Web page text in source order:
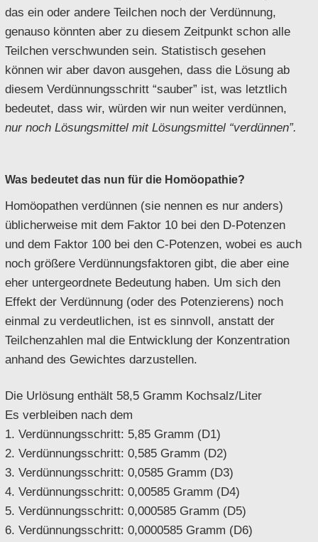
das ein oder andere Teilchen noch der Verdünnung,
genauso könnten aber zu diesem Zeitpunkt schon alle
Teilchen verschwunden sein. Statistisch gesehen
können wir aber davon ausgehen, dass die Lösung ab
diesem Verdünnungsschritt “sauber” ist, was letztlich
bedeutet, dass wir, würden wir nun weiter verdünnen,
nur noch Lösungsmittel mit Lösungsmittel “verdünnen”.
Was bedeutet das nun für die Homöopathie?
Homöopathen verdünnen (sie nennen es nur anders)
üblicherweise mit dem Faktor 10 bei den D-Potenzen
und dem Faktor 100 bei den C-Potenzen, wobei es auch
noch größere Verdünnungsfaktoren gibt, die aber eine
eher untergeordnete Bedeutung haben. Um sich den
Effekt der Verdünnung (oder des Potenzierens) noch
einmal zu verdeutlichen, ist es sinnvoll, anstatt der
Teilchenzahlen mal die Entwicklung der Konzentration
anhand des Gewichtes darzustellen.
Die Urlösung enthält 58,5 Gramm Kochsalz/Liter
Es verbleiben nach dem
1. Verdünnungsschritt: 5,85 Gramm (D1)
2. Verdünnungsschritt: 0,585 Gramm (D2)
3. Verdünnungsschritt: 0,0585 Gramm (D3)
4. Verdünnungsschritt: 0,00585 Gramm (D4)
5. Verdünnungsschritt: 0,000585 Gramm (D5)
6. Verdünnungsschritt: 0,0000585 Gramm (D6)